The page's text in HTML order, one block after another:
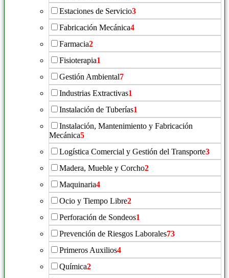
Estaciones de Servicio3
Fabricación Mecánica4
Farmacia2
Fisioterapia1
Gestión Ambiental7
Industrias Extractivas1
Instalación de Tuberías1
Instalación, Mantenimiento y Fabricación
Mecánica5
Logística Comercial y Gestión del Transporte3
Madera, Mueble y Corcho2
Maquinaria4
Ocio y Tiempo Libre2
Perforación de Sondeos1
Prevención de Riesgos Laborales73
Primeros Auxilios4
Química2